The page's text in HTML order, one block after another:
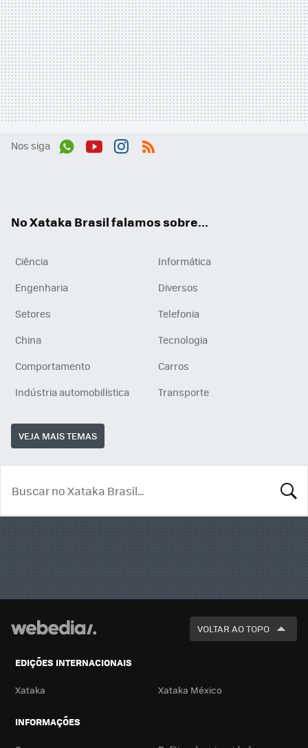
Nos siga
No Xataka Brasil falamos sobre...
Ciência
Informática
Engenharia
Diversos
Setores
Telefonia
China
Tecnologia
Comportamento
Carros
Indústria automobilística
Transporte
VEJA MAIS TEMAS
VOLTAR AO TOPO
EDIÇÕES INTERNACIONAIS
Xataka Xataka México
INFORMAÇÕES